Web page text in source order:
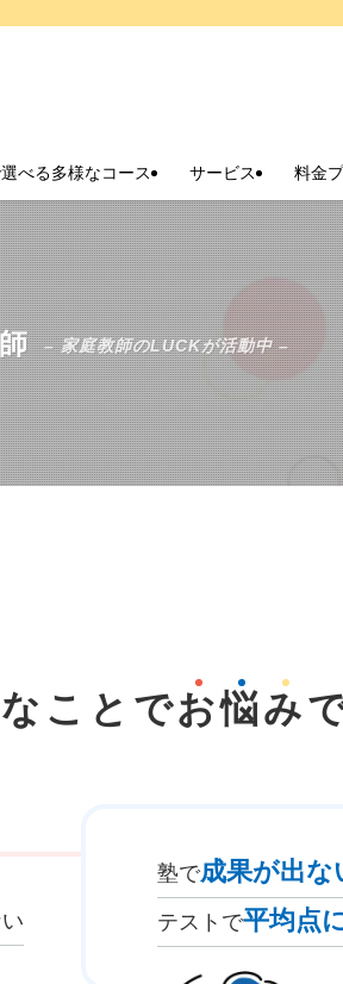
校生
べる多様なコース サービス 料金
– 家庭教師のLUCKが活動中 –
ことでお悩み
塾で成果が出な
テストで平均点